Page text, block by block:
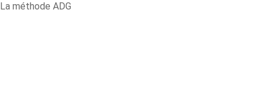
La méthode ADG